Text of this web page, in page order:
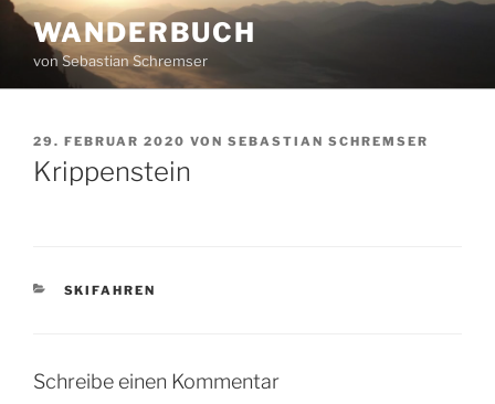
Zum
Inhalt
springen
WANDERBUCH
von Sebastian Schremser
VERÖFFENTLICHT
AM
29. FEBRUAR 2020 VON SEBASTIAN SCHREMSER
Krippenstein
KATEGORIEN
SKIFAHREN
Schreibe einen Kommentar